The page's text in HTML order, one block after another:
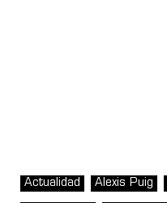
Actualidad Alexis Puig